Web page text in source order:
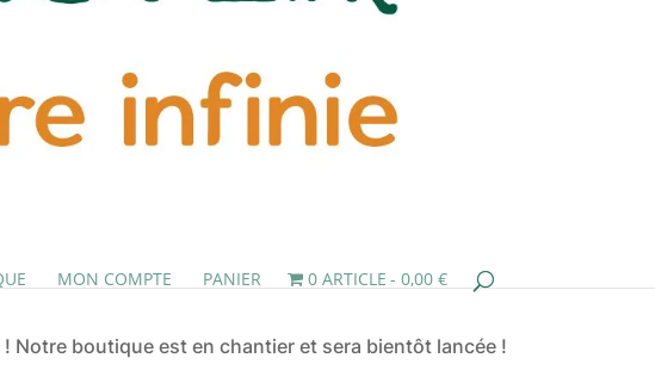
MON COMPTE PANIER 0 ARTICLE 0,00 €
! Notre boutique est en chantier et sera bientôt lancée !